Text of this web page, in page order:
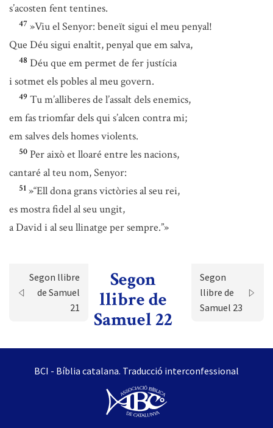
s’acosten fent tentines.
47 »Viu el Senyor: beneït sigui el meu penyal!
Que Déu sigui enaltit, penyal que em salva,
48 Déu que em permet de fer justícia
i sotmet els pobles al meu govern.
49 Tu m’alliberes de l’assalt dels enemics,
em fas triomfar dels qui s’alcen contra mi;
em salves dels homes violents.
50 Per això et lloaré entre les nacions,
cantaré al teu nom, Senyor:
51 »“Ell dona grans victòries al seu rei,
es mostra fidel al seu ungit,
a David i al seu llinatge per sempre.”»
Segon llibre
de Samuel
21
Segon
llibre de
Samuel 22
Segon
llibre de
Samuel 23
BCI - Bíblia catalana. Traducció interconfessional